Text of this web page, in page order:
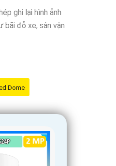
ghi lại hình ảnh
bãi đỗ xe, sân vận
Dome